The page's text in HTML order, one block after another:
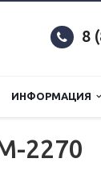
8
ИНФОРМАЦИЯ
2270